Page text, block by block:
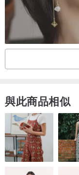
與此商品相似